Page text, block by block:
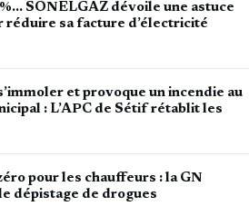
%… SONELGAZ dévoile une astuce
réduire sa facture d’électricité
et provoque un incendie au
: L’APC de Sétif rétablit les
pour les chauffeurs : la GN
dépistage de drogues